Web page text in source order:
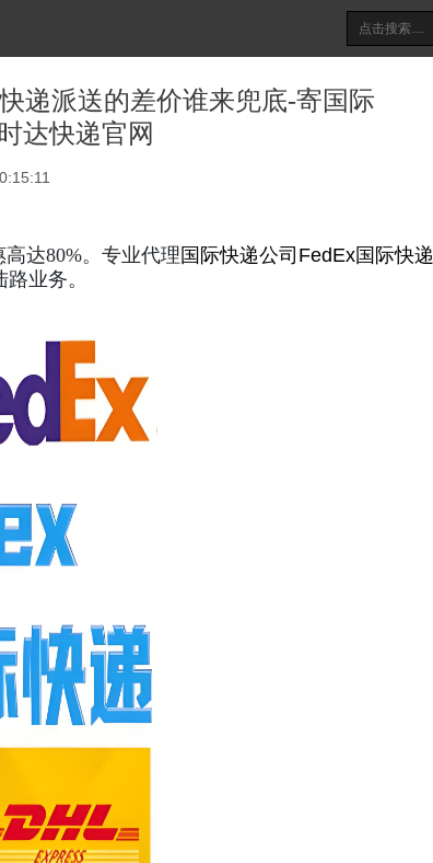
递派送的差价谁来兜底-寄国际
达快递官网
达80%。专业代理 国际快递公司 FedEx国际快递
业务。